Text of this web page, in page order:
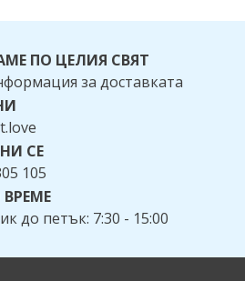
ПО ЦЕЛИЯ СВЯТ
за доставката
СЕ
105
до петък: 7:30 - 15:00